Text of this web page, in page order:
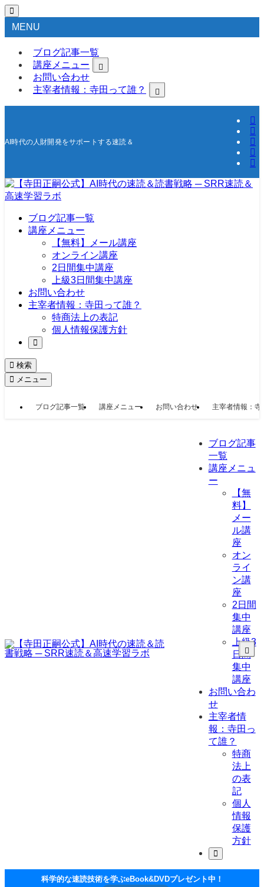
MENU
ブログ記事一覧
講座メニュー
お問い合わせ
主宰者情報：寺田って誰？
AI時代の人財開発をサポートする速読＆高速学習の研究所
ブログ記事一覧
講座メニュー
【無料】メール講座
オンライン講座
2日間集中講座
上級3日間集中講座
お問い合わせ
主宰者情報：寺田って誰？
特商法上の表記
個人情報保護方針
検索
メニュー
ブログ記事一覧 講座メニュー お問い合わせ 主宰者情報：寺
ブログ記事
一覧
講座メニュ
ー
【無
料】
メー
ル講
座
オン
ライ
ン講
座
2日間
集中
講座
上級3
日間
集中
講座
お問い合わ
せ
主宰者情
報：寺田っ
て誰？
特商
法上
の表
記
個人
情報
保護
方針
科学的な速読技術を学ぶeBook&DVDプレゼント中！